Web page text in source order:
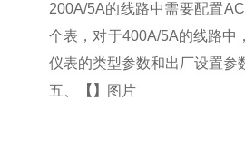
200A/5A的线路中需要配置
个表，对于400A/5A的线路中
仪表的类型参数和出厂设置参
五、
【 】 图片